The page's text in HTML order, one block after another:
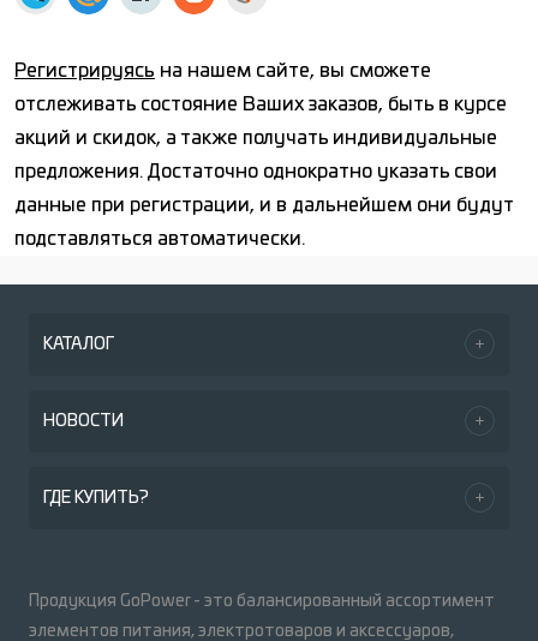
Регистрируясь на нашем сайте, вы сможете
отслеживать состояние Ваших заказов, быть в курсе
акций и скидок, а также получать индивидуальные
предложения. Достаточно однократно указать свои
данные при регистрации, и в дальнейшем они будут
подставляться автоматически.
КАТАЛОГ
НОВОСТИ
ГДЕ КУПИТЬ?
Продукция GoPower - это балансированный ассортимент
элементов питания, электротоваров и аксессуаров,